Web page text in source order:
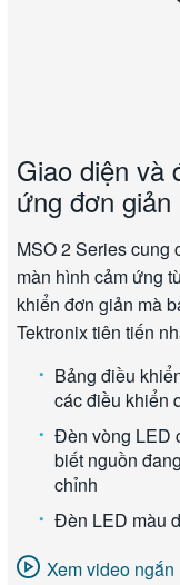
Giao diện và
ứng đơn giản
MSO 2 Series cung
màn hình cảm ứng
khiển đơn giản mà
Tektronix tiên tiến
Bảng điều
các điều khiển
Đèn vòng LED
biết nguồn
chỉnh
Đèn LED màu
Xem video ngắn